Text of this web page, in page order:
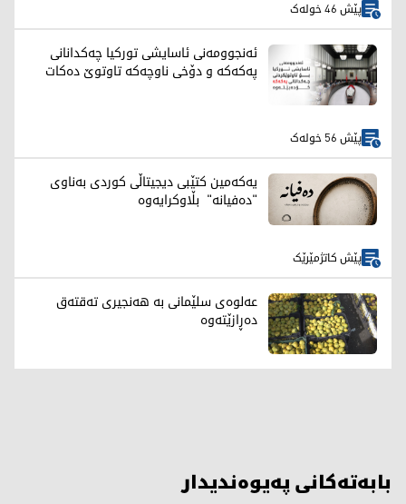
پێش 46 خولەک
ئەنجوومەنی ئاسایشی تورکیا چەکدانانی
پەکەکە و دۆخی ناوچەکە تاوتوێ دەکات
پێش 56 خولەک
یەکەمین کتێبی دیجیتاڵی کوردی بەناوی
"دەفیانە" بڵاوکرایەوە
پێش کاتژمێرێک
عەلوەی سلێمانی بە هەنجیری تەقتەق
دەڕازێتەوە
بابەتەکانی پەیوەندیدار